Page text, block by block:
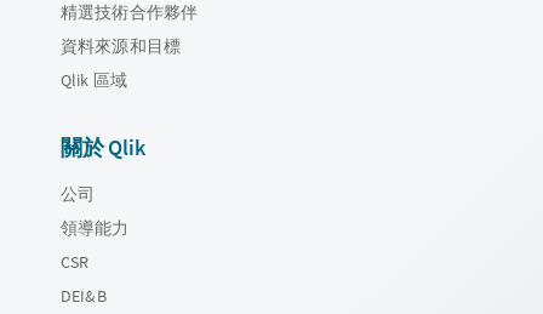
精選技術合作夥伴
資料來源和目標
Qlik 區域
關於 Qlik
公司
領導能力
CSR
DEI&B